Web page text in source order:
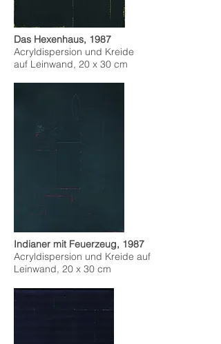
Das Hexenhaus, 1987
Acryldispersion und Kreide
auf Leinwand, 20 x 30 cm
Indianer mit Feuerzeug, 1987
Acryldispersion und Kreide auf
Leinwand, 20 x 30 cm